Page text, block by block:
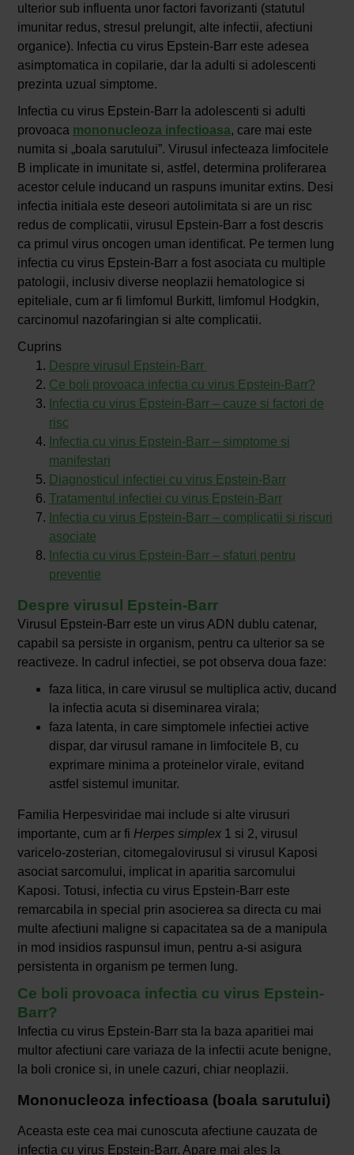
ulterior sub influenta unor factori favorizanti (statutul
imunitar redus, stresul prelungit, alte infectii, afectiuni
organice). Infectia cu virus Epstein-Barr este adesea
asimptomatica in copilarie, dar la adulti si adolescenti
prezinta uzual simptome.
Infectia cu virus Epstein-Barr la adolescenti si adulti
provoaca mononucleoza infectioasa, care mai este
numita si „boala sarutului”. Virusul infecteaza limfocitele
B implicate in imunitate si, astfel, determina proliferarea
acestor celule inducand un raspuns imunitar extins. Desi
infectia initiala este deseori autolimitata si are un risc
redus de complicatii, virusul Epstein-Barr a fost descris
ca primul virus oncogen uman identificat. Pe termen lung
infectia cu virus Epstein-Barr a fost asociata cu multiple
patologii, inclusiv diverse neoplazii hematologice si
epiteliale, cum ar fi limfomul Burkitt, limfomul Hodgkin,
carcinomul nazofaringian si alte complicatii.
Cuprins
Despre virusul Epstein-Barr
Ce boli provoaca infectia cu virus Epstein-Barr?
Infectia cu virus Epstein-Barr – cauze si factori de
risc
Infectia cu virus Epstein-Barr – simptome si
manifestari
Diagnosticul infectiei cu virus Epstein-Barr
Tratamentul infectiei cu virus Epstein-Barr
Infectia cu virus Epstein-Barr – complicatii si riscuri
asociate
Infectia cu virus Epstein-Barr – sfaturi pentru
preventie
Despre virusul Epstein-Barr
Virusul Epstein-Barr este un virus ADN dublu catenar,
capabil sa persiste in organism, pentru ca ulterior sa se
reactiveze. In cadrul infectiei, se pot observa doua faze:
faza litica, in care virusul se multiplica activ, ducand
la infectia acuta si diseminarea virala;
faza latenta, in care simptomele infectiei active
dispar, dar virusul ramane in limfocitele B, cu
exprimare minima a proteinelor virale, evitand
astfel sistemul imunitar.
Familia Herpesviridae mai include si alte virusuri
importante, cum ar fi Herpes simplex1 si 2, virusul
varicelo-zosterian, citomegalovirusul si virusul Kaposi
asociat sarcomului, implicat in aparitia sarcomului
Kaposi. Totusi, infectia cu virus Epstein-Barr este
remarcabila in special prin asocierea sa directa cu mai
multe afectiuni maligne si capacitatea sa de a manipula
in mod insidios raspunsul imun, pentru a-si asigura
persistenta in organism pe termen lung.
Ce boli provoaca infectia cu virus Epstein-
Barr?
Infectia cu virus Epstein-Barr sta la baza aparitiei mai
multor afectiuni care variaza de la infectii acute benigne,
la boli cronice si, in unele cazuri, chiar neoplazii.
Mononucleoza infectioasa (boala sarutului)
Aceasta este cea mai cunoscuta afectiune cauzata de
infectia cu virus Epstein-Barr. Apare mai ales la